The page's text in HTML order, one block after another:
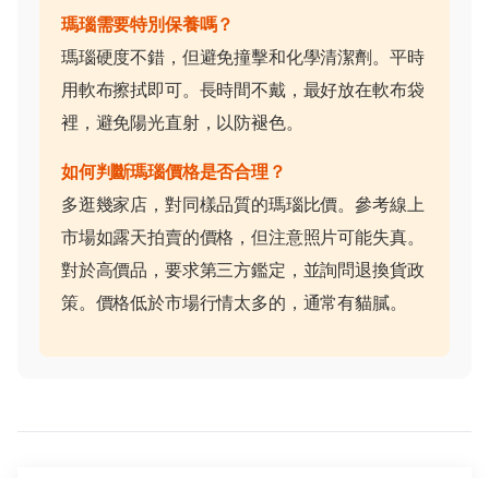
瑪瑙需要特別保養嗎？
瑪瑙硬度不錯，但避免撞擊和化學清潔劑。平時
用軟布擦拭即可。長時間不戴，最好放在軟布袋
裡，避免陽光直射，以防褪色。
如何判斷瑪瑙價格是否合理？
多逛幾家店，對同樣品質的瑪瑙比價。參考線上
市場如露天拍賣的價格，但注意照片可能失真。
對於高價品，要求第三方鑑定，並詢問退換貨政
策。價格低於市場行情太多的，通常有貓膩。